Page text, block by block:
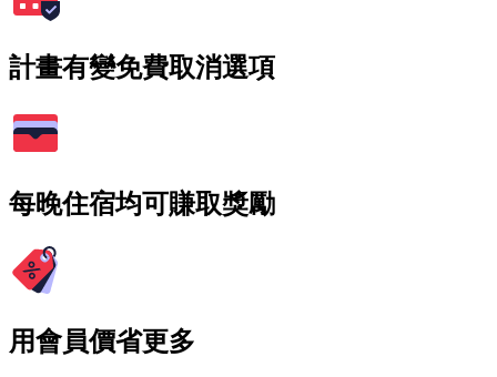
計畫有變免費取消選項
每晚住宿均可賺取獎勵
用會員價省更多